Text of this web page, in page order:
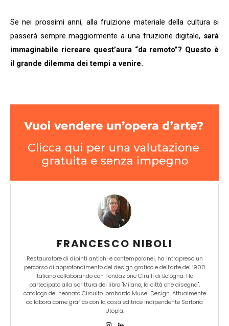
Se nei prossimi anni, alla fruizione materiale della cultura si
passerà sempre maggiormente a una fruizione digitale, sarà
immaginabile ricreare quest’aura “da remoto”? Questo è
il grande dilemma dei tempi a venire.
FRANCESCO NIBOLI
Restauratore di dipinti antichi e contemporanei, ha intrapreso un
percorso di approfondimento del design grafico e dell’arte del ‘900
italiano collaborando con Fondazione Cirulli di Bologna. Ha
partecipato alla scrittura del libro "Milano, la città che disegna",
catalogo del neonato Circuito lombardo Musei Design. Attualmente
collabora come grafico con la casa editrice indipendente Sartoria
Utopia.